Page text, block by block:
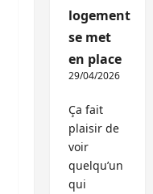
logement
se met
en place
29/04/2026
Ça fait
plaisir de
voir
quelqu’un
qui